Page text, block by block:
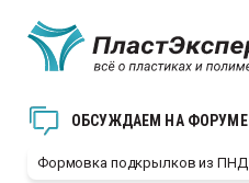
ОБСУЖДАЕМ НА ФОРУМЕ
Формовка подкрылков из ПНД